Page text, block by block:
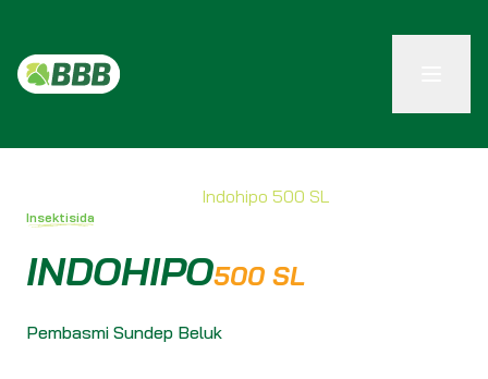
Indohipo 500 SL
Insektisida
INDOHIPO500 SL
Pembasmi Sundep Beluk